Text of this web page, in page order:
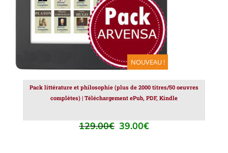
NOUVEAU !
Pack littérature et philosophie (plus de 2000 titres/50 oeuvres
complètes) | Téléchargement ePub, PDF, Kindle
129.00€ Le
39.00€Le